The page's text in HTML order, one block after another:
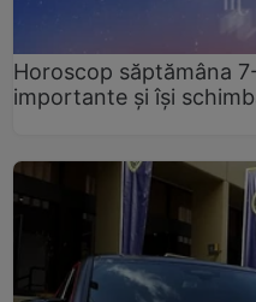
Horoscop săptămâna
importante și își